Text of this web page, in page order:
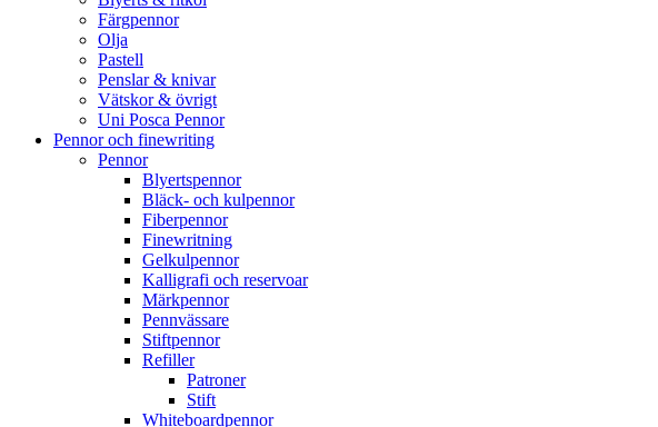
Färgpennor
Olja
Pastell
Penslar & knivar
Vätskor & övrigt
Uni Posca Pennor
Pennor och finewriting
Pennor
Blyertspennor
Bläck- och kulpennor
Fiberpennor
Finewritning
Gelkulpennor
Kalligrafi och reservoar
Märkpennor
Pennvässare
Stiftpennor
Refiller
Patroner
Stift
Whiteboardpennor